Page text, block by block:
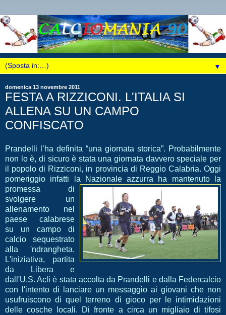
▼
domenica 13 novembre 2011
FESTA A RIZZICONI. L'ITALIA SI
ALLENA SU UN CAMPO
CONFISCATO
Prandelli l’ha definita “una giornata storica”. Probabilmente
non lo è, di sicuro è stata una giornata davvero speciale per
il popolo di Rizziconi, in provincia di Reggio Calabria. Oggi
pomeriggio infatti la Nazionale azzurra ha mantenuto la
promessa di
svolgere un
allenamento nel
paese calabrese
su un campo di
calcio sequestrato
alla 'ndrangheta.
L'iniziativa, partita
da Libera e
dall'U.S. Acli è stata accolta da Prandelli e dalla Federcalcio
con l'intento di lanciare un messaggio ai giovani che non
usufruiscono di quel terreno di gioco per le intimidazioni
delle cosche locali. Di fronte a circa un migliaio di tifosi